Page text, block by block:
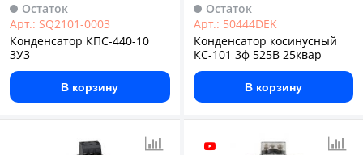
Остаток
Арт.: SQ2101-0003
Конденсатор КПС-440-10
3У3
В корзину
Остаток
Арт.: 50444DEK
Конденсатор косинусный
КС-101 3ф 525В 25квар
В корзину